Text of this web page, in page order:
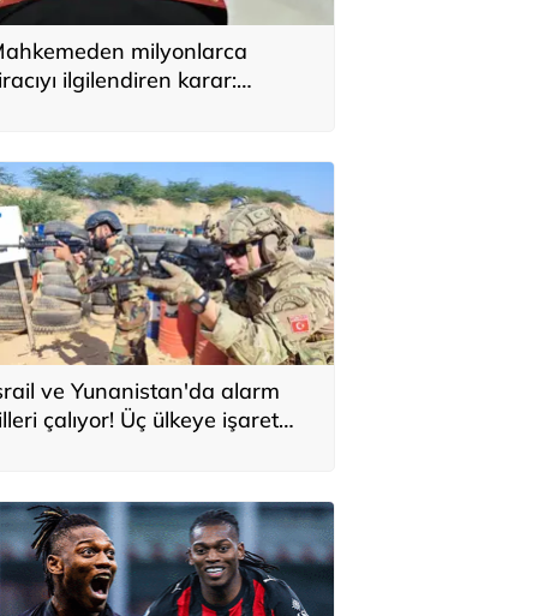
milyonlarca
ilgilendiren karar:
ve Yunanistan'da alarm
çalıyor! Üç ülkeye işaret